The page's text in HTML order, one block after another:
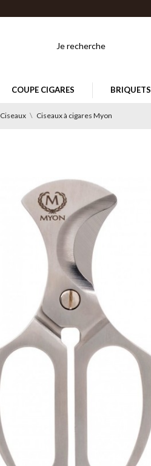
COUPE CIGARES BRIQUETS
Ciseaux Ciseaux à cigares Myon